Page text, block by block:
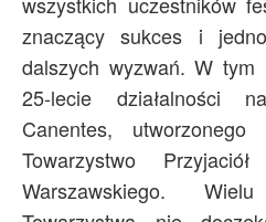
znaczący sukces i
dalszych wyzwań. W tym
25-lecie działalności
Canentes,
Towarzystwo
Warszawskiego. Wielu